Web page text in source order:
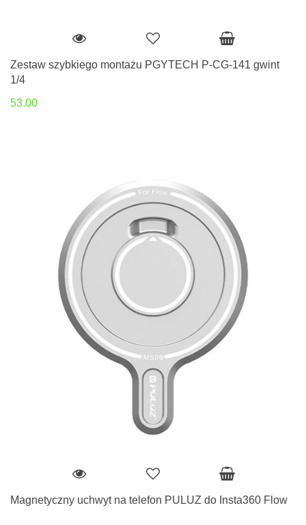
Zestaw szybkiego montażu PGYTECH P-CG-141 gwint
1/4
53.00
Magnetyczny uchwyt na telefon PULUZ do Insta360 Flow